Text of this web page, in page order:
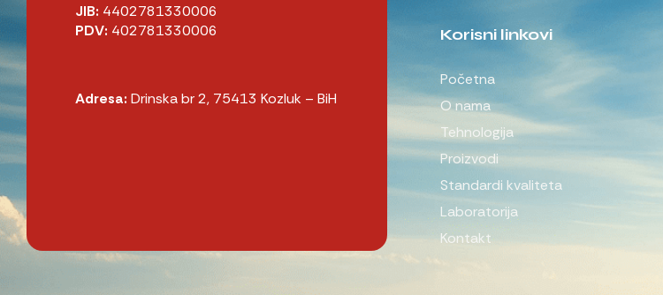
JIB: 4402781330006
PDV: 402781330006
Adresa: Drinska br 2, 75413 Kozluk – BiH
Korisni linkovi
Početna
O nama
Tehnologija
Proizvodi
Standardi kvaliteta
Laboratorija
Kontakt